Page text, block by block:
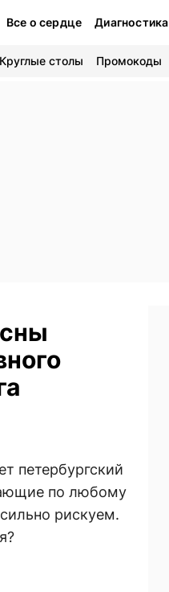
Все о сердце Диагностика
Круглые столы Промокоды
петербургский
по любому
рискуем.